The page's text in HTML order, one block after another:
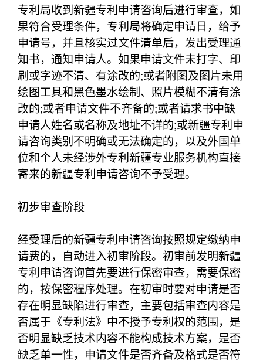
专利局收到新疆专利申请咨询后进行审查，如
果符合受理条件，专利局将确定申请日，给予
申请号，并且核实过文件清单后，发出受理通
知书，通知申请人。如果申请文件未打字、印
刷或字迹不清、有涂改的;或者附图及图片未用
绘图工具和黑色墨水绘制、照片模糊不清有涂
改的;或者申请文件不齐备的;或者请求书中缺
申请人姓名或名称及地址不详的;或新疆专利申
请咨询类别不明确或无法确定的，以及外国单
位和个人未经涉外专利新疆专业服务机构直接
寄来的新疆专利申请咨询不予受理。
初步审查阶段
经受理后的新疆专利申请咨询按照规定缴纳申
请费的，自动进入初审阶段。初审前发明新疆
专利申请咨询首先要进行保密审查，需要保密
的，按保密程序处理。在初审时要对申请是否
存在明显缺陷进行审查，主要包括审查内容是
否属于《专利法》中不授予专利权的范围，是
否明显缺乏技术内容不能构成技术方案，是否
缺乏单一性，申请文件是否齐备及格式是否符